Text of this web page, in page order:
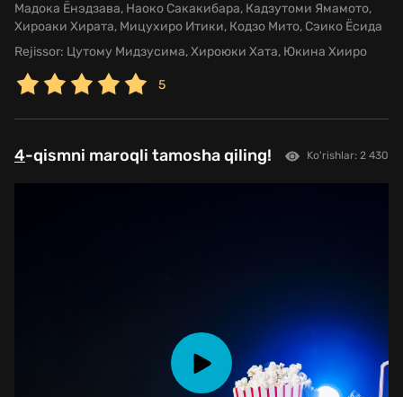
Мадока Ёнэдзава, Наоко Сакакибара, Кадзутоми Ямамото,
Хироаки Хирата, Мицухиро Итики, Кодзо Мито, Сэико Ёсида
Rejissor: Цутому Мидзусима, Хироюки Хата, Юкина Хииро
5
4-qismni maroqli tamosha qiling! Ko'rishlar: 2 430